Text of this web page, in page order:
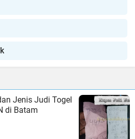
Jenis Judi Togel
di Batam